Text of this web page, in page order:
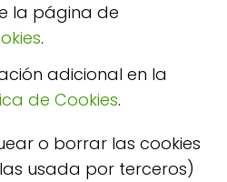
la página de
.
adicional en la
de Cookies.
o borrar las cookies
usada por terceros)